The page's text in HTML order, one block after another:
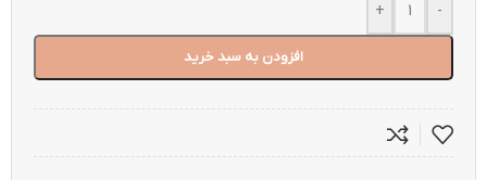
-
+
افزودن به سبد خرید